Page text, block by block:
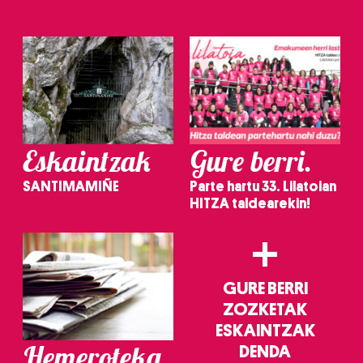
Eskaintzak
SANTIMAMIÑE
Gure berri.
Parte hartu 33. Lilatoian
HITZA taldearekin!
+
GURE BERRI
ZOZKETAK
ESKAINTZAK
DENDA